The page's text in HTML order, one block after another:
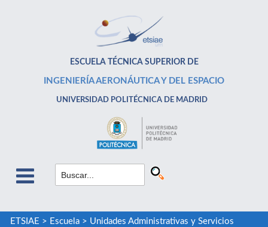
ESCUELA TÉCNICA SUPERIOR DE
INGENIERÍA AERONÁUTICA Y DEL ESPACIO
UNIVERSIDAD POLITÉCNICA DE MADRID
ETSIAE > Escuela> Unidades Administrativas y Servicios